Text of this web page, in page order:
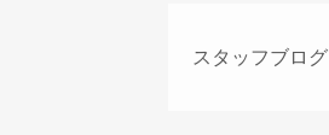
スタッフブログ